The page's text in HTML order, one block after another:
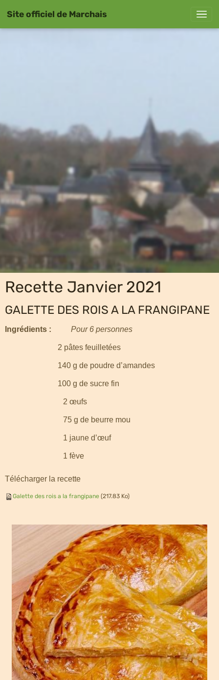
Site officiel de Marchais
Recette Janvier 2021
GALETTE DES ROIS A LA FRANGIPANE
Ingrédients : Pour 6 personnes
2 pâtes feuilletées
140 g de poudre d’amandes
100 g de sucre fin
2 œufs
75 g de beurre mou
1 jaune d’œuf
1 fève
Télécharger la recette
Galette des rois a la frangipane (217.83 Ko)